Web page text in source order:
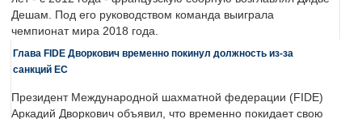
Дешам. Под его руководством команда выиграла
чемпионат мира 2018 года.
Глава FIDE Дворкович временно покинул должность из-за
санкций ЕС
Президент Международной шахматной федерации (FIDE)
Аркадий Дворкович объявил, что временно покидает свою